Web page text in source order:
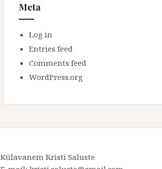
Meta
Log in
Entries feed
Comments feed
WordPress.org
Külavanem Kristi Saluste